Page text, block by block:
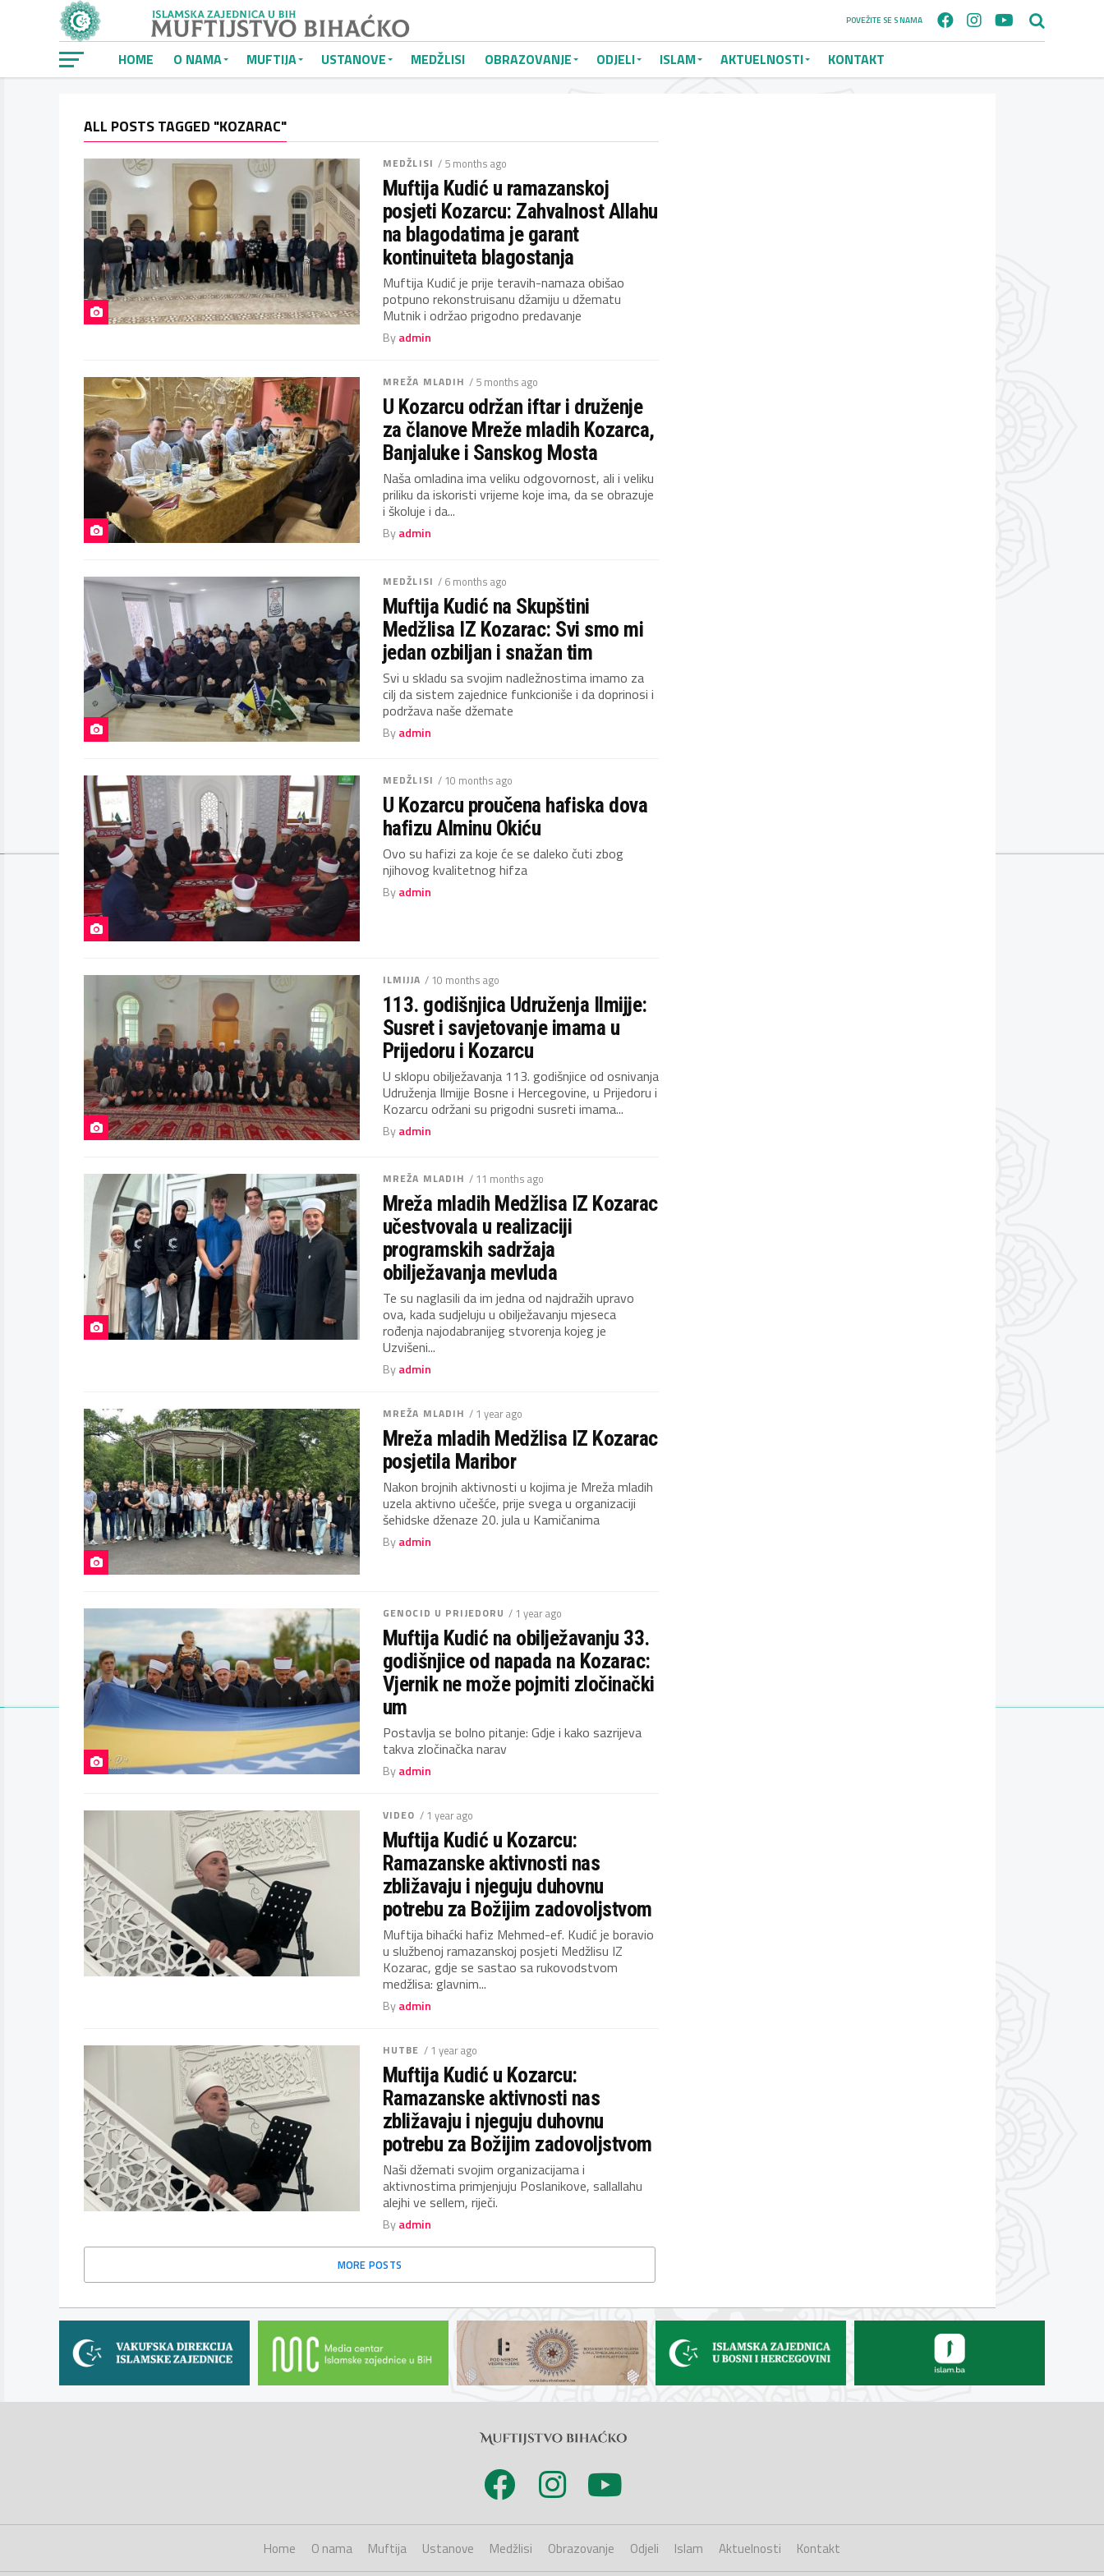
POVEŽITE SE S NAMA
HOME O NAMA MUFTIJA USTANOVE MEDŽLISI OBRAZOVANJE ODJELI ISLAM AKTUELNOSTI KONTAKT
ALL POSTS TAGGED "KOZARAC"
MEDŽLISI / 5 months ago
Muftija Kudić u ramazanskoj
posjeti Kozarcu: Zahvalnost Allahu
na blagodatima je garant
kontinuiteta blagostanja
Muftija Kudić je prije teravih-namaza obišao
potpuno rekonstruisanu džamiju u džematu
Mutnik i održao prigodno predavanje
Byadmin
MREŽA MLADIH / 5 months ago
U Kozarcu održan iftar i druženje
za članove Mreže mladih Kozarca,
Banjaluke i Sanskog Mosta
Naša omladina ima veliku odgovornost, ali i veliku
priliku da iskoristi vrijeme koje ima, da se obrazuje
i školuje i da...
Byadmin
MEDŽLISI / 6 months ago
Muftija Kudić na Skupštini
Medžlisa IZ Kozarac: Svi smo mi
jedan ozbiljan i snažan tim
Svi u skladu sa svojim nadležnostima imamo za
cilj da sistem zajednice funkcioniše i da doprinosi i
podržava naše džemate
Byadmin
MEDŽLISI / 10 months ago
U Kozarcu proučena hafiska dova
hafizu Alminu Okiću
Ovo su hafizi za koje će se daleko čuti zbog
njihovog kvalitetnog hifza
Byadmin
ILMIJJA / 10 months ago
113. godišnjica Udruženja Ilmijje:
Susret i savjetovanje imama u
Prijedoru i Kozarcu
U sklopu obilježavanja 113. godišnjice od osnivanja
Udruženja Ilmijje Bosne i Hercegovine, u Prijedoru i
Kozarcu održani su prigodni susreti imama...
Byadmin
MREŽA MLADIH / 11 months ago
Mreža mladih Medžlisa IZ Kozarac
učestvovala u realizaciji
programskih sadržaja
obilježavanja mevluda
Te su naglasili da im jedna od najdražih upravo
ova, kada sudjeluju u obilježavanju mjeseca
rođenja najodabranijeg stvorenja kojeg je
Uzvišeni...
Byadmin
MREŽA MLADIH / 1 year ago
Mreža mladih Medžlisa IZ Kozarac
posjetila Maribor
Nakon brojnih aktivnosti u kojima je Mreža mladih
uzela aktivno učešće, prije svega u organizaciji
šehidske dženaze 20. jula u Kamičanima
Byadmin
GENOCID U PRIJEDORU / 1 year ago
Muftija Kudić na obilježavanju 33.
godišnjice od napada na Kozarac:
Vjernik ne može pojmiti zločinački
um
Postavlja se bolno pitanje: Gdje i kako sazrijeva
takva zločinačka narav
Byadmin
VIDEO / 1 year ago
Muftija Kudić u Kozarcu:
Ramazanske aktivnosti nas
zbližavaju i njeguju duhovnu
potrebu za Božijim zadovoljstvom
Muftija bihaćki hafiz Mehmed-ef. Kudić je boravio
u službenoj ramazanskoj posjeti Medžlisu IZ
Kozarac, gdje se sastao sa rukovodstvom
medžlisa: glavnim...
Byadmin
HUTBE / 1 year ago
Muftija Kudić u Kozarcu:
Ramazanske aktivnosti nas
zbližavaju i njeguju duhovnu
potrebu za Božijim zadovoljstvom
Naši džemati svojim organizacijama i
aktivnostima primjenjuju Poslanikove, sallallahu
alejhi ve sellem, riječi.
Byadmin
MORE POSTS
Home O nama Muftija Ustanove Medžlisi Obrazovanje Odjeli Islam Aktuelnosti Kontakt